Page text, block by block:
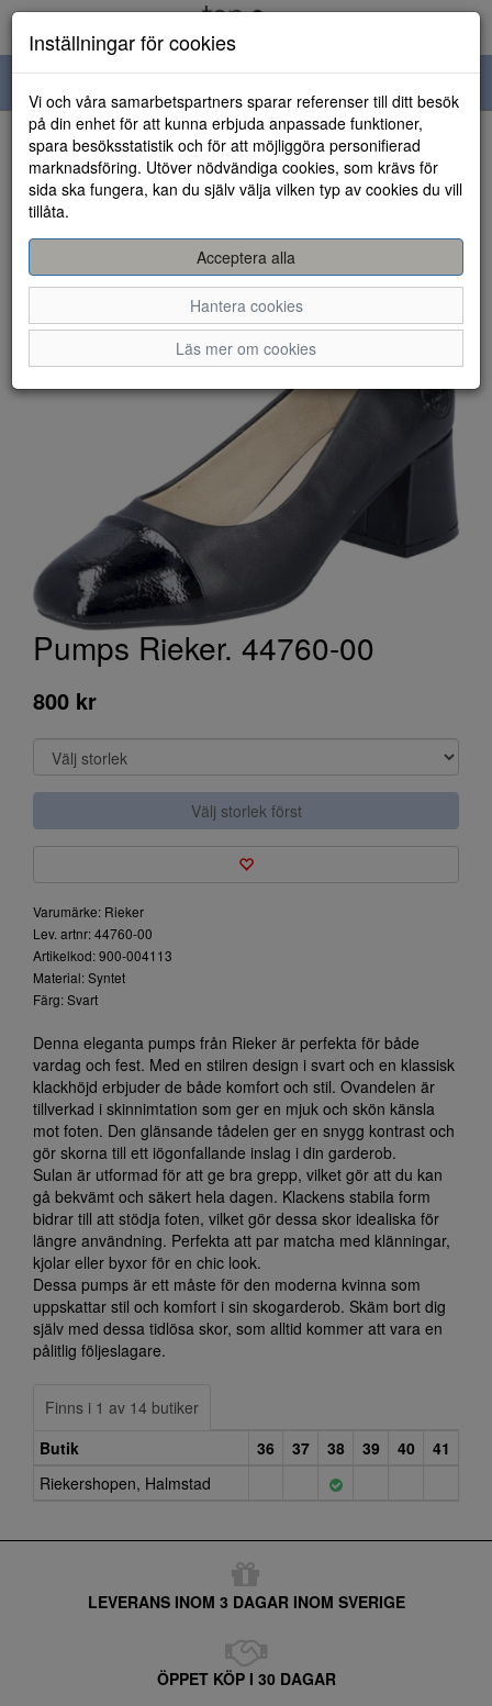
navigation
HEM
Pumps Rieker. 44760-00
800 kr
Välj storlek först
Varumärke: Rieker
Lev. artnr: 44760-00
Artikelkod: 900-004113
Material: Syntet
Färg: Svart
Denna eleganta pumps från Rieker är perfekta för både
vardag och fest. Med en stilren design i svart och en klassisk
klackhöjd erbjuder de både komfort och stil. Ovandelen är
tillverkad i skinnimtation som ger en mjuk och skön känsla
mot foten. Den glänsande tådelen ger en snygg kontrast och
gör skorna till ett iögonfallande inslag i din garderob.
Sulan är utformad för att ge bra grepp, vilket gör att du kan
gå bekvämt och säkert hela dagen. Klackens stabila form
bidrar till att stödja foten, vilket gör dessa skor idealiska för
längre användning. Perfekta att par matcha med klänningar,
kjolar eller byxor för en chic look.
Dessa pumps är ett måste för den moderna kvinna som
uppskattar stil och komfort i sin skogarderob. Skäm bort dig
själv med dessa tidlösa skor, som alltid kommer att vara en
pålitlig följeslagare.
Finns i 1 av 14 butiker
Butik
36 37 38 39 40
41
Riekershopen, Halmstad
LEVERANS INOM 3 DAGAR INOM SVERIGE
ÖPPET KÖP I 30 DAGAR
Inställningar för cookies
Vi och våra samarbetspartners sparar referenser till ditt besök
på din enhet för att kunna erbjuda anpassade funktioner,
spara besöksstatistik och för att möjliggöra personifierad
marknadsföring. Utöver nödvändiga cookies, som krävs för
sida ska fungera, kan du själv välja vilken typ av cookies du vill
tillåta.
Acceptera alla
Hantera cookies
Läs mer om cookies